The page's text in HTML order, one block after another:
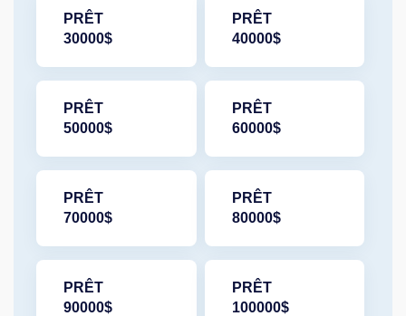
PRÊT
30000$
PRÊT
40000$
PRÊT
50000$
PRÊT
60000$
PRÊT
70000$
PRÊT
80000$
PRÊT
90000$
PRÊT
100000$